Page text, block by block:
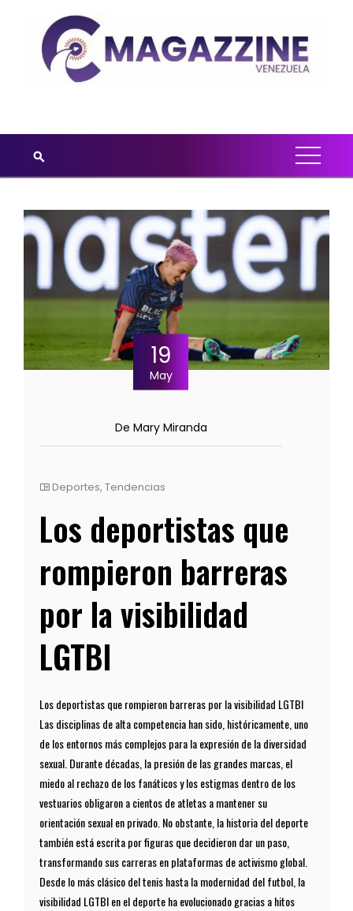
19
May
De Mary Miranda
Deportes, Tendencias
Los deportistas que
rompieron barreras
por la visibilidad
LGTBI
Los deportistas que rompieron barreras por la visibilidad LGTBI
Las disciplinas de alta competencia han sido, históricamente, uno
de los entornos más complejos para la expresión de la diversidad
sexual. Durante décadas, la presión de las grandes marcas, el
miedo al rechazo de los fanáticos y los estigmas dentro de los
vestuarios obligaron a cientos de atletas a mantener su
orientación sexual en privado. No obstante, la historia del deporte
también está escrita por figuras que decidieron dar un paso,
transformando sus carreras en plataformas de activismo global.
Desde lo más clásico del tenis hasta la modernidad del futbol, la
visibilidad LGTBI en el deporte ha evolucionado gracias a hitos